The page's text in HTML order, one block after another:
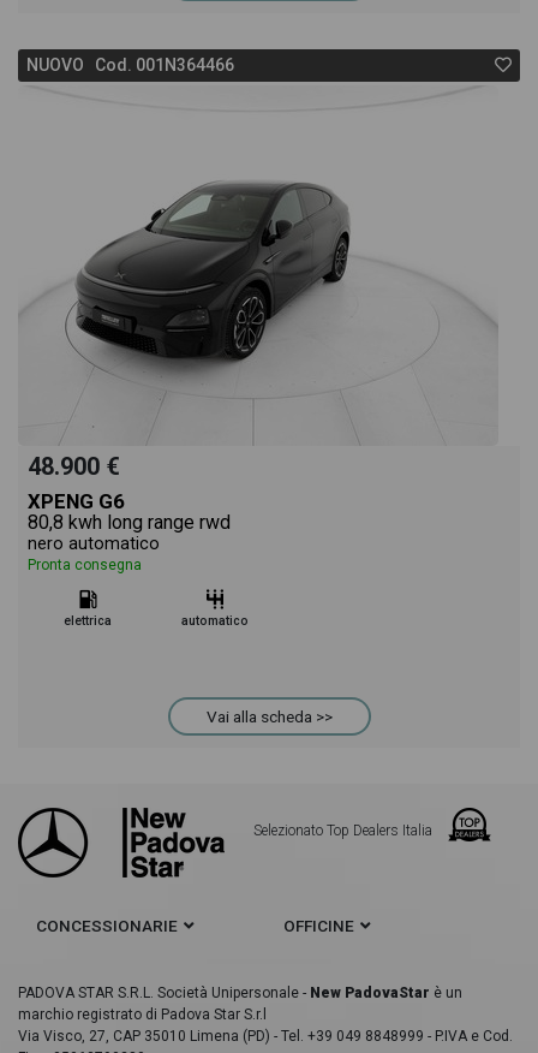
NUOVO Cod. 001N364466
48.900 €
XPENG G6
80,8 kwh long range rwd
nero automatico
Pronta consegna
elettrica automatico
Vai alla scheda >>
Selezionato Top Dealers Italia
CONCESSIONARIE OFFICINE
PADOVA STAR S.R.L. Società Unipersonale - New PadovaStar è un
marchio registrato di Padova Star S.r.l
Via Visco, 27, CAP 35010 Limena (PD) - Tel. +39 049 8848999 - P.IVA e Cod.